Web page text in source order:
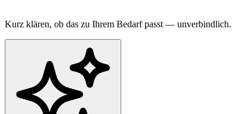
Kurz klären, ob das zu Ihrem Bedarf passt — unverbindlich.